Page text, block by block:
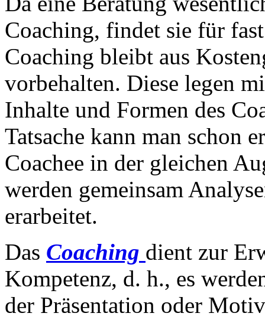
Coaching, findet sie für
Coaching bleibt aus
vorbehalten. Diese legen
Inhalte und Formen des
Tatsache kann man schon
Coachee in der gleichen
werden gemeinsam
erarbeitet.
Das Coaching dient zur
Kompetenz, d. h., es
der Präsentation oder